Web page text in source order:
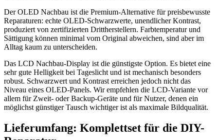
Der OLED Nachbau ist die Premium-Alternative für preisbewusste
Reparaturen: echte OLED-Schwarzwerte, unendlicher Kontrast,
produziert von zertifizierten Drittherstellern. Farbtemperatur und
Sättigung können minimal vom Original abweichen, sind aber im
Alltag kaum zu unterscheiden.
Das LCD Nachbau-Display ist die günstigste Option. Es bietet eine
sehr gute Helligkeit bei Tageslicht und ist mechanisch besonders
robust. Schwarzwert und Kontrast erreichen jedoch nicht das
Niveau eines OLED-Panels. Wir empfehlen die LCD-Variante vor
allem für Zweit- oder Backup-Geräte und für Nutzer, denen ein
möglichst günstiger Tausch wichtiger ist als maximale Bildqualität.
Lieferumfang: Komplettset für die DIY-